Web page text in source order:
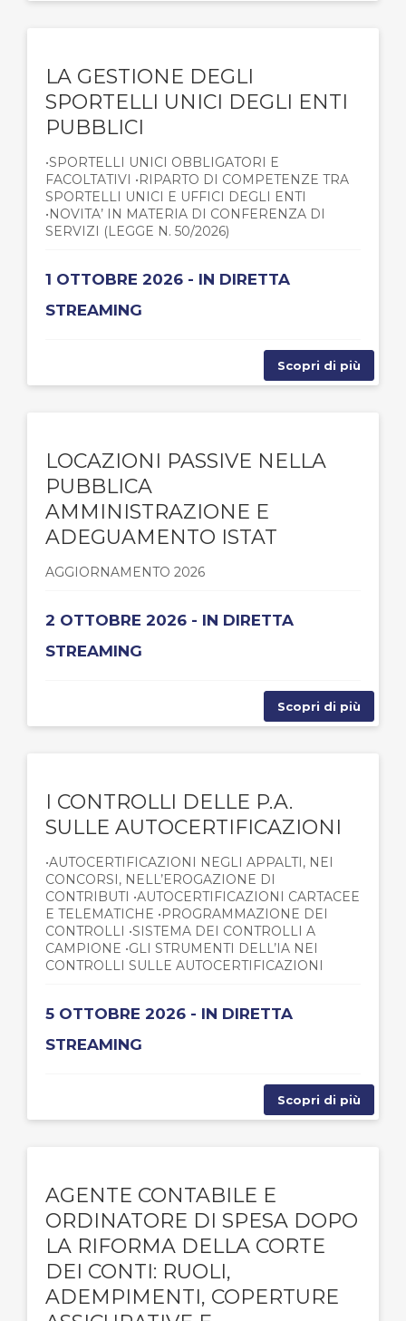
LA GESTIONE DEGLI
SPORTELLI UNICI DEGLI ENTI
PUBBLICI
•SPORTELLI UNICI OBBLIGATORI E
FACOLTATIVI •RIPARTO DI COMPETENZE TRA
SPORTELLI UNICI E UFFICI DEGLI ENTI
•NOVITA’ IN MATERIA DI CONFERENZA DI
SERVIZI (LEGGE N. 50/2026)
1 OTTOBRE 2026 - IN DIRETTA
STREAMING
Scopri di più
LOCAZIONI PASSIVE NELLA
PUBBLICA
AMMINISTRAZIONE E
ADEGUAMENTO ISTAT
AGGIORNAMENTO 2026
2 OTTOBRE 2026 - IN DIRETTA
STREAMING
Scopri di più
I CONTROLLI DELLE P.A.
SULLE AUTOCERTIFICAZIONI
•AUTOCERTIFICAZIONI NEGLI APPALTI, NEI
CONCORSI, NELL’EROGAZIONE DI
CONTRIBUTI •AUTOCERTIFICAZIONI CARTACEE
E TELEMATICHE •PROGRAMMAZIONE DEI
CONTROLLI •SISTEMA DEI CONTROLLI A
CAMPIONE •GLI STRUMENTI DELL’IA NEI
CONTROLLI SULLE AUTOCERTIFICAZIONI
5 OTTOBRE 2026 - IN DIRETTA
STREAMING
Scopri di più
AGENTE CONTABILE E
ORDINATORE DI SPESA DOPO
LA RIFORMA DELLA CORTE
DEI CONTI: RUOLI,
ADEMPIMENTI, COPERTURE